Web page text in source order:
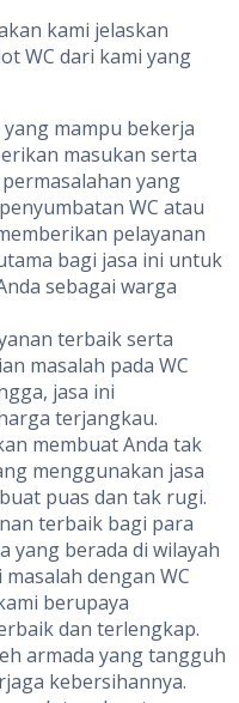
kami jelaskan
WC dari kami yang
mampu bekerja
masukan serta
yang
WC atau
pelayanan
bagi jasa ini untuk
sebagai warga
terbaik serta
masalah pada WC
jasa ini
terjangkau.
membuat Anda tak
menggunakan jasa
puas dan tak rugi.
terbaik bagi para
yang berada di wilayah
dengan WC
berupaya
dan terlengkap.
armada yang tangguh
kebersihannya.